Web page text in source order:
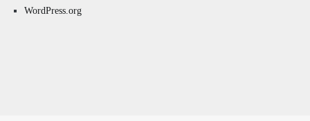
WordPress.org